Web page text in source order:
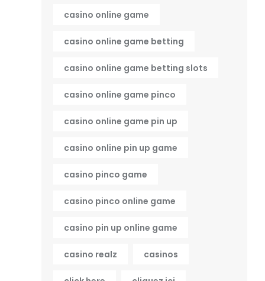
casino online game
casino online game betting
casino online game betting slots
casino online game pinco
casino online game pin up
casino online pin up game
casino pinco game
casino pinco online game
casino pin up online game
casino realz casinos